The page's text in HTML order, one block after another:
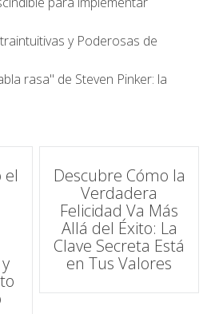
y Poderosas de
rasa" de Steven Pinker: la
el
Descubre Cómo la
Verdadera
Felicidad Va Más
Allá del Éxito: La
Clave Secreta Está
en Tus Valores